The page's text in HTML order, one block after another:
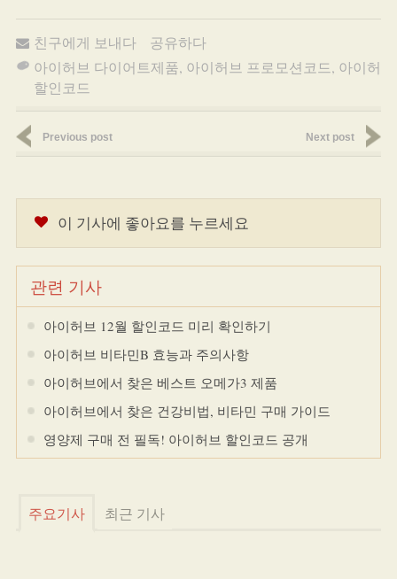
친구에게 보내다
공유하다
아이허브 다이어트제품, 아이허브 프로모션코드, 아이허브
할인코드
Previous post Next post
이 기사에 좋아요를 누르세요
관련 기사
아이허브 12월 할인코드 미리 확인하기
아이허브 비타민B 효능과 주의사항
아이허브에서 찾은 베스트 오메가3 제품
아이허브에서 찾은 건강비법, 비타민 구매 가이드
영양제 구매 전 필독! 아이허브 할인코드 공개
주요기사 최근 기사